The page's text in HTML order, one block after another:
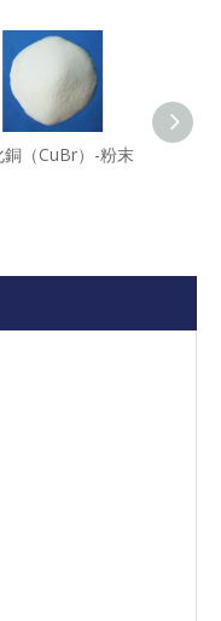
銅（CuBr）-粉末